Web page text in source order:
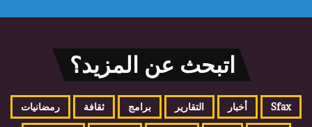
اتبحث عن المزيد؟
Sfax أخبار التقارير برامج ثقافة رمضانيات